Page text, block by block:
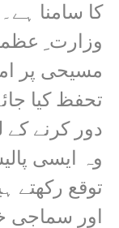
کا سامنا
وزارت
مسیحی پر
تحفظ کیا
دور کرنے کے
وہ ایسی
توقع رکھتے
اور سماجی